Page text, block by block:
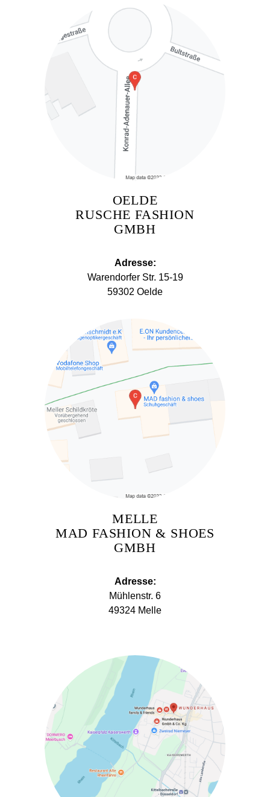
OELDE
RUSCHE FASHION
GMBH
Adresse:
Warendorfer Str. 15-19
59302 Oelde
MELLE
MAD FASHION & SHOES
GMBH
Adresse:
Mühlenstr. 6
49324 Melle